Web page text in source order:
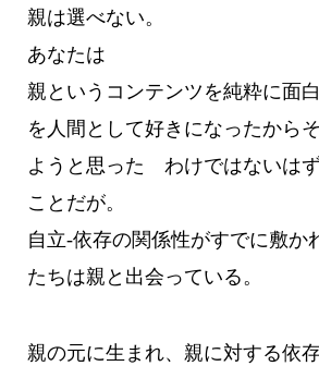
親は選べない。
あなたは
親というコンテンツを純粋に面
を人間として好きになったから
ようと思った わけではないは
ことだが。
自立-依存の関係性がすでに敷か
たちは親と出会っている。
親の元に生まれ、親に対する依